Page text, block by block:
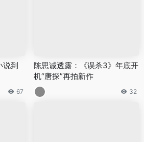
到
67
陈思诚透露：《误杀3》年底开
机“唐探”再拍新作
32